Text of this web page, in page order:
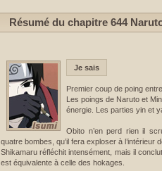
Résumé du chapitre 644
Je sais
Premier coup de poing
Les poings de Naruto et
énergie. Les parties yin et
Obito n’en perd rien il
quatre bombes, qu’il fera exploser à
Shikamaru réfléchit intensément, mais il
est équivalente à celle des hokages.